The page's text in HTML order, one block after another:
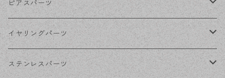
ゴールド
シルバー
ホワイトシルバー
ピアスパーツ
ポストピアス
フックピアス
イヤリングパーツ
ネジばねイヤリング
ステンレスパーツ